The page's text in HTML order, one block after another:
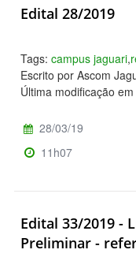
Edital 28/2019
Tags: campus jaguari,
Escrito por Ascom
Última modificação
28/03/19
11h07
Edital 33/2019 -
Preliminar -